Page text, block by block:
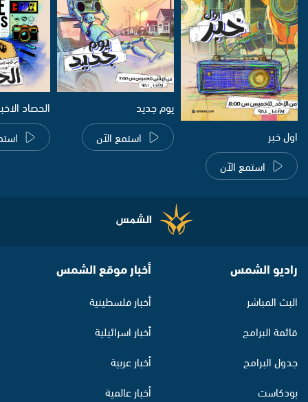
اول خبر
استمع الآن
يوم جديد
استمع الآن
الحصاد
راديو الشمس
البث المباشر
قائمة البرامج
جدول البرامج
بودكاست
أخبار موقع الشمس
أخبار فلسطينية
أخبار اسرائيلية
أخبار عربية
أخبار عالمية